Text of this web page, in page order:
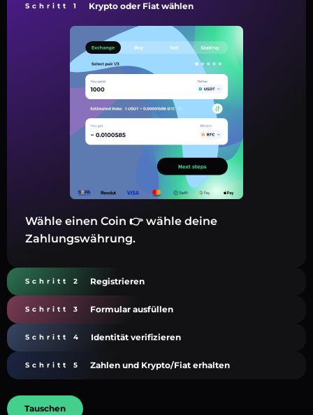
Schritt 1 Krypto oder Fiat wählen
Wähle einen Coin 👉 wähle deine
Zahlungswährung.
Schritt 2 Registrieren
Schritt 3 Formular ausfüllen
Schritt 4 Identität verifizieren
Schritt 5 Zahlen und Krypto/Fiat erhalten
Tauschen